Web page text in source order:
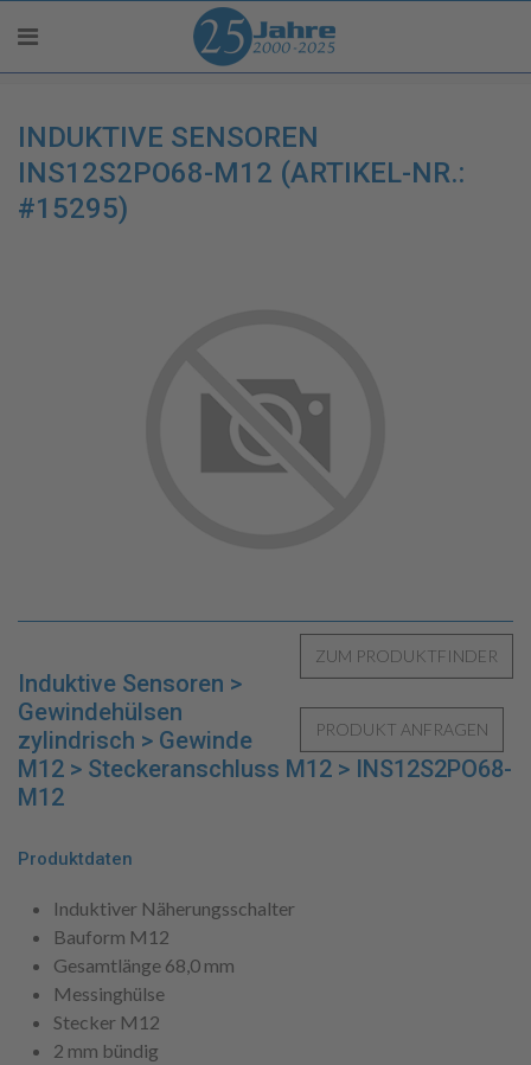
INDUKTIVE SENSOREN
INS12S2PO68-M12 (ARTIKEL-NR.:
#15295)
Induktive Sensoren >
Gewindehülsen
zylindrisch > Gewinde
M12 > Steckeranschluss M12 > INS12S2PO68-
M12
Produktdaten
Induktiver Näherungsschalter
Bauform M12
Gesamtlänge 68,0 mm
Messinghülse
Stecker M12
2 mm bündig